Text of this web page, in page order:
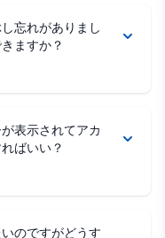
忘れがありまし
ますか？
表示されてアカ
ばいい？
のですがどうす